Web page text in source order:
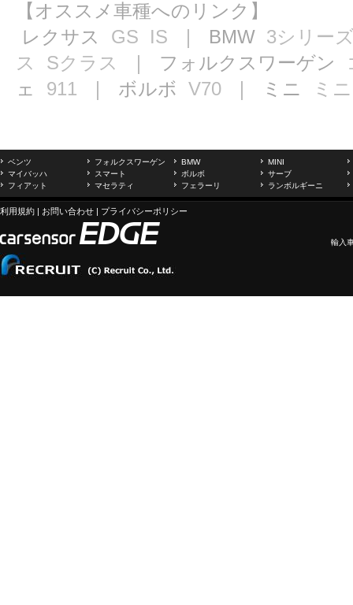
【オススメ車種へのリンク】
レクサス GS IS ｜ BMW 3シリー
ス
Sクラス ｜ フォルクスワーゲン
ェ 911 ｜ ボルボ V70 ｜ ミニ ミニ
ベンツ フォルクスワーゲン BMW
MINI
マイバッハ
スマート ボルボ
サーブ
フィアット
マセラティ フェラーリ ランボルギーニ
利用規約 | お問い合わせ | プライバシーポリシー
輸入